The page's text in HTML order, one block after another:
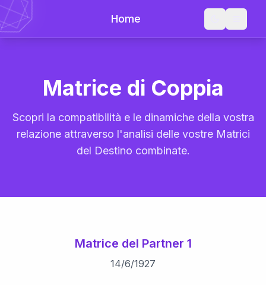
Home
Matrice di Coppia
Scopri la compatibilità e le dinamiche della vostra
relazione attraverso l'analisi delle vostre Matrici
del Destino combinate.
Matrice del Partner 1
14/6/1927